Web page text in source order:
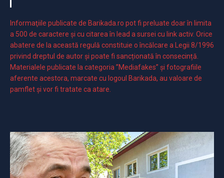
Informaţiile publicate de Barikada.ro pot fi preluate doar în limita
a 500 de caractere şi cu citarea în lead a sursei cu link activ. Orice
abatere de la această regulă constituie o încălcare a Legii 8/1996
privind dreptul de autor și poate fi sancționată în consecință.
Materialele publicate la categoria ”Mediafakes” și fotografiile
aferente acestora, marcate cu logoul Barikada, au valoare de
pamflet și vor fi tratate ca atare.